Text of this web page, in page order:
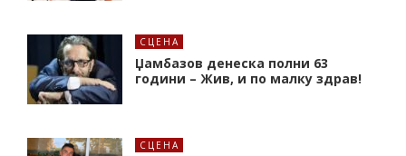
СЦЕНА
Џамбазов денеска полни 63
години – Жив, и по малку здрав!
СЦЕНА